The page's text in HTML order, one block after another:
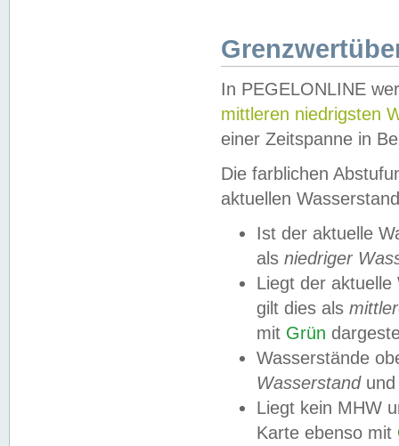
In PEGELONLINE
mittleren niedrigsten
einer Zeitspanne in
Die farblichen
aktuellen
Ist der aktuelle
als niedriger
Liegt der
gilt dies als
mit Grün
Wasserstände
Wasserstandund
Liegt kein MHW
Karte ebenso mit